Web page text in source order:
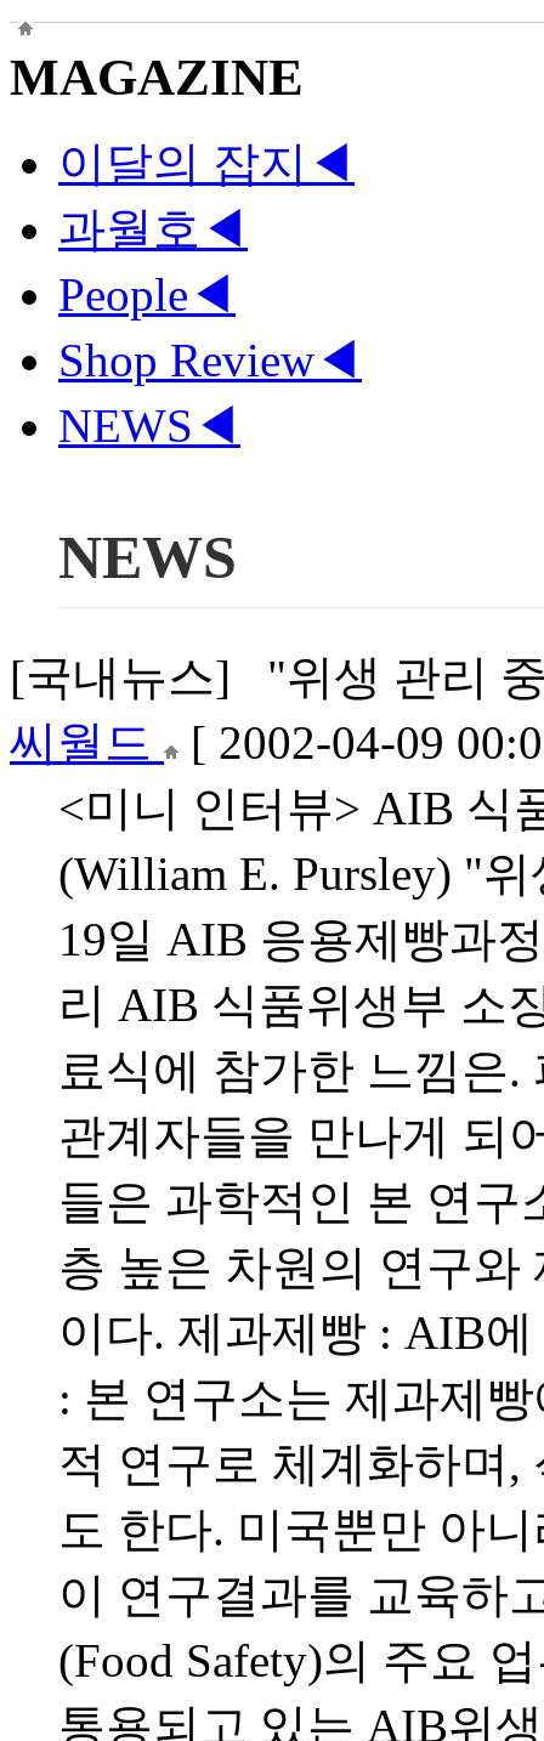
MAGAZINE
이달의 잡지 ◀
과월호 ◀
People◀
Shop Review◀
NEWS ◀
NEWS
[국내뉴스] "위생 관리
씨월드
[ 2002-04-09
<미니 인터뷰> AIB 식
(William E. Pursley) "
19일 AIB 응용제빵과
리 AIB 식품위생부 소
료식에 참가한 느낌은
관계자들을 만나게 되
들은 과학적인 본 연구
층 높은 차원의 연구와
이다. 제과제빵 : AIB
: 본 연구소는 제과제
적 연구로 체계화하며,
도 한다. 미국뿐만 아
이 연구결과를 교육하
(Food Safety)의 주요
통용되고 있는 AIB위